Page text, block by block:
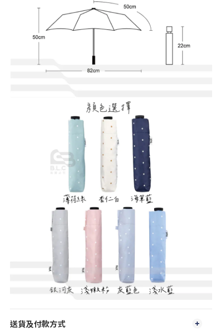
送貨及付款方式